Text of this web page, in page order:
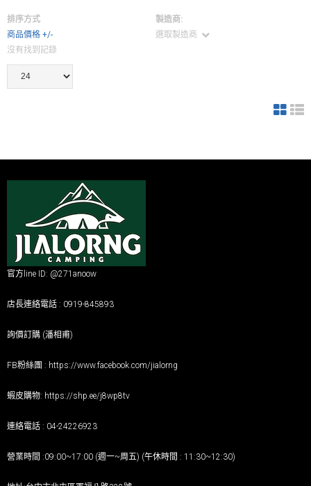
排序方式
商品價格 +/-
製造商:
選取製造商
沒有找到記錄
官方line ID: @271anoow
店長連絡電話 : 0919-845893
詢價訂購 (潘相甫)
FB粉絲團 : https://www.facebook.com/jialorng
蝦皮購物: https://shp.ee/j8wp8tv
連絡電話 : 04-24226923
營業時間 :09:00~17:00 (週一~周五) (午休時間 : 11:30~12:30)